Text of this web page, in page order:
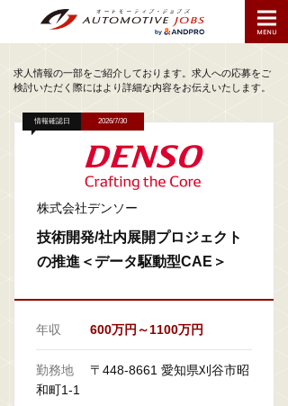
求人情報の一部をご紹介しております。求人への応募をご
検討いただく際にはより詳細な内容をお伝えいたします。
情報確認日 2026/7/30
株式会社デンソー
技術開発/社内展開プロジェクト
の推進＜データ駆動型CAE＞
年収 600万円～1100万円
勤務地
〒448-8661 愛知県刈谷市昭
和町1-1